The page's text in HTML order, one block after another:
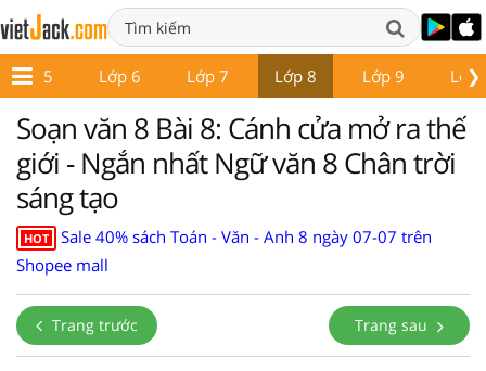
❯
Lớp 5 Lớp 6 Lớp 7 Lớp 8 Lớp 9 Lớp
Soạn văn 8 Bài 8: Cánh cửa mở ra thế
giới - Ngắn nhất Ngữ văn 8 Chân trời
sáng tạo
HOT
Sale 40% sách Toán - Văn - Anh 8 ngày 07-07 trên
Shopee mall
Trang trước Trang sau